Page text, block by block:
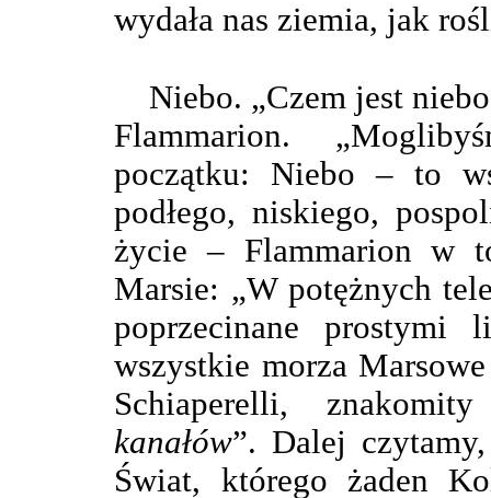
wydała nas ziemia, jak
Niebo. „Czem jest
Flammarion.
początku: Niebo – to
podłego, niskiego,
życie – Flammarion w
Marsie: „W potężnych
poprzecinane prostymi
wszystkie morza
Schiaperelli,
kanałów”. Dalej
Świat, którego żaden